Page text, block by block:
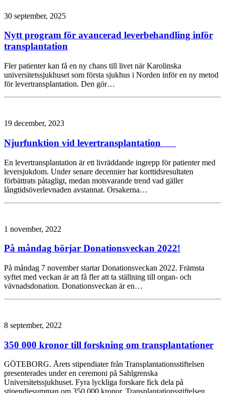
30 september, 2025
Nytt program för avancerad leverbehandling inför
transplantation
Fler patienter kan få en ny chans till livet när Karolinska
universitetssjukhuset som första sjukhus i Norden inför en ny metod
för levertransplantation. Den gör…
19 december, 2023
Njurfunktion vid levertransplantation
En levertransplantation är ett livräddande ingrepp för patienter med
leversjukdom. Under senare decennier har korttidsresultaten
förbättrats påtagligt, medan motsvarande trend vad gäller
långtidsöverlevnaden avstannat. Orsakerna…
1 november, 2022
På måndag börjar Donationsveckan 2022!
På måndag 7 november startar Donationsveckan 2022. Främsta
syftet med veckan är att få fler att ta ställning till organ- och
vävnadsdonation. Donationsveckan är en…
8 september, 2022
350 000 kronor till forskning om transplantationer
GÖTEBORG. Årets stipendiater från Transplantationsstiftelsen
presenterades under en ceremoni på Sahlgrenska
Universitetssjukhuset. Fyra lyckliga forskare fick dela på